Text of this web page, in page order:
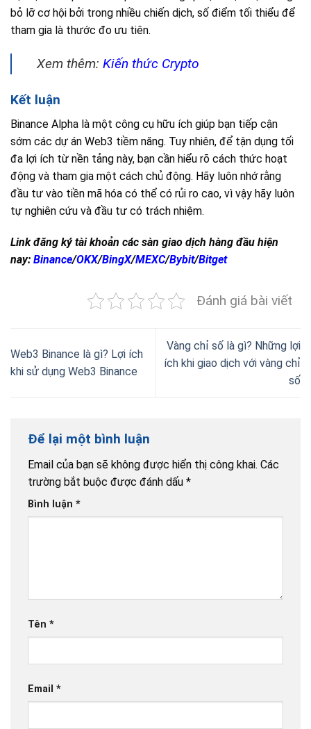
bỏ lỡ cơ hội bởi trong nhiều chiến dịch, số điểm tối thiểu để
tham gia là thước đo ưu tiên.
Xem thêm: Kiến thức Crypto
Kết luận
Binance Alpha là một công cụ hữu ích giúp bạn tiếp cận
sớm các dự án Web3 tiềm năng. Tuy nhiên, để tận dụng tối
đa lợi ích từ nền tảng này, bạn cần hiểu rõ cách thức hoạt
động và tham gia một cách chủ động. Hãy luôn nhớ rằng
đầu tư vào tiền mã hóa có thể có rủi ro cao, vì vậy hãy luôn
tự nghiên cứu và đầu tư có trách nhiệm.
Link đăng ký tài khoản các sàn giao dịch hàng đầu hiện
nay: Binance/OKX/BingX/MEXC/Bybit/Bitget
Đánh giá bài viết
Web3 Binance là gì? Lợi ích
khi sử dụng Web3 Binance
Vàng chỉ số là gì? Những lợi
ích khi giao dịch với vàng chỉ
số
Để lại một bình luận
Email của bạn sẽ không được hiển thị công khai. Các
trường bắt buộc được đánh dấu *
Bình luận *
Tên *
Email *